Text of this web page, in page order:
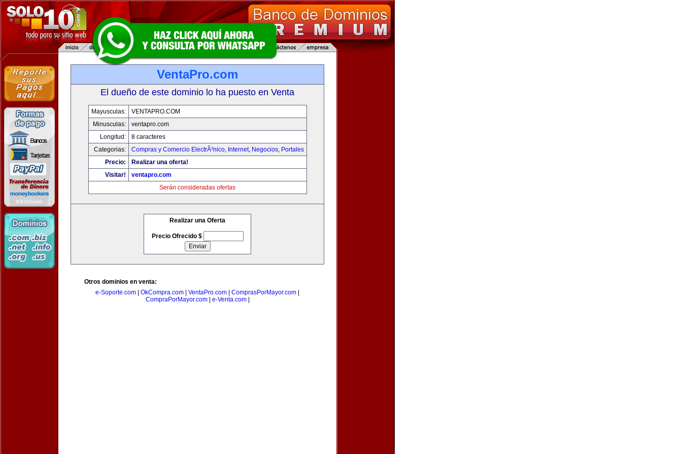
VentaPro.com
El dueño de este dominio lo ha puesto en Venta
Mayusculas:
VENTAPRO.COM
Minusculas:
ventapro.com
Longitud:
8 caracteres
Categorias:
Compras y Comercio ElectrÃ³nico, Internet, Negocios, Portales
Precio:
Realizar una oferta!
Visitar!
ventapro.com
Serán consideradas ofertas
Realizar una Oferta
Precio Ofrecido $
Otros dominios en venta:
e-Soporte.com
OkCompra.com VentaPro.com ComprasPorMayor.com
CompraPorMayor.com| e-Venta.com|